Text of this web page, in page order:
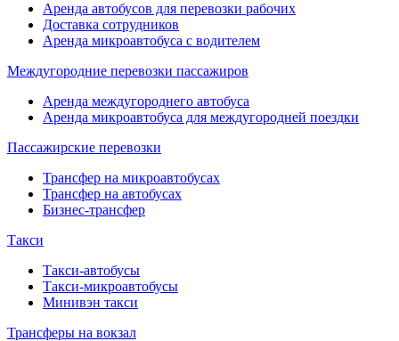
Аренда автобусов для перевозки рабочих
Доставка сотрудников
Аренда микроавтобуса с водителем
Междугородние перевозки пассажиров
Аренда междугороднего автобуса
Аренда микроавтобуса для междугородней поездки
Пассажирские перевозки
Трансфер на микроавтобусах
Трансфер на автобусах
Бизнес-трансфер
Такси
Такси-автобусы
Такси-микроавтобусы
Минивэн такси
Трансферы на вокзал